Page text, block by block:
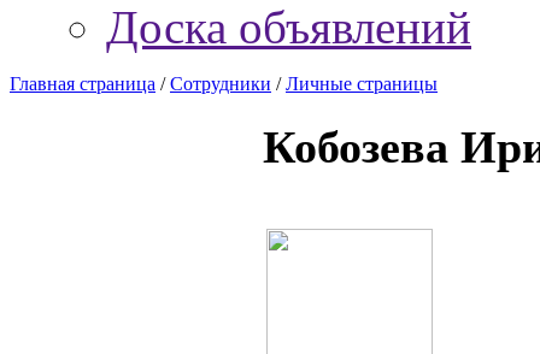
Доска объявлений
Главная страница /Сотрудники /Личные страницы
Кобозева